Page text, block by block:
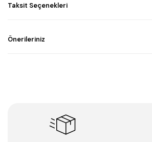
Taksit Seçenekleri
Önerileriniz